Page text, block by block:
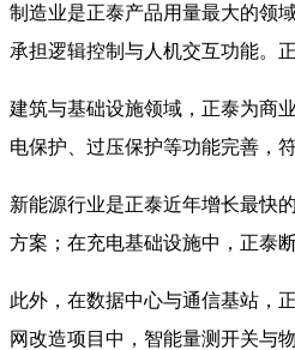
制造业是正泰产品用量最大的领
承担逻辑控制与人机交互功能。
建筑与基础设施领域，正泰为商
电保护、过压保护等功能完善，
新能源行业是正泰近年增长最快
方案；在充电基础设施中，正泰
此外，在数据中心与通信基站，
网改造项目中，智能量测开关与